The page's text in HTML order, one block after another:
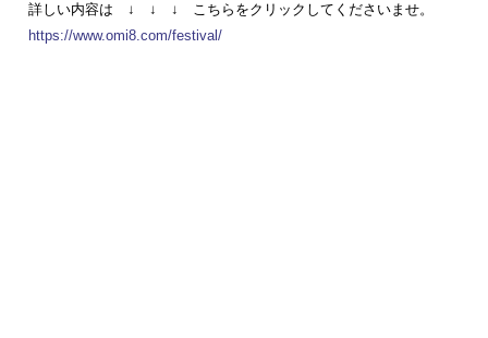
詳しい内容は ↓ ↓ ↓ こちらをクリックしてくださいませ。
https://www.omi8.com/festival/